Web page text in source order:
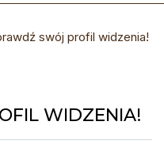
swój profil widzenia!
WIDZENIA!